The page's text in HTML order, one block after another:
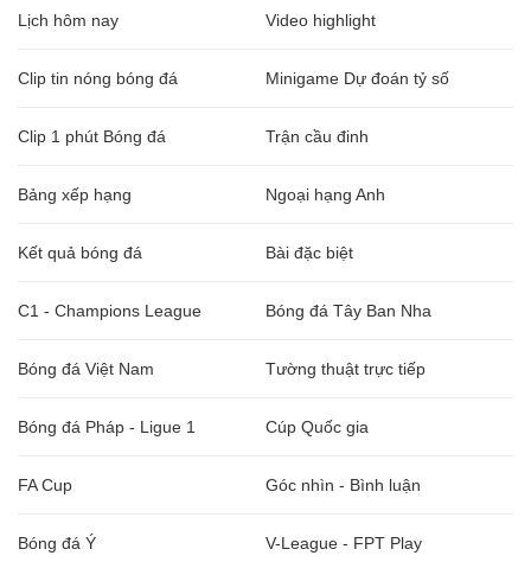
Lịch hôm nay Video highlight
Clip tin nóng bóng đá Minigame Dự đoán tỷ số
Clip 1 phút Bóng đá Trận cầu đinh
Bảng xếp hạng Ngoại hạng Anh
Kết quả bóng đá Bài đặc biệt
C1 - Champions League Bóng đá Tây Ban Nha
Bóng đá Việt Nam Tường thuật trực tiếp
Bóng đá Pháp - Ligue 1 Cúp Quốc gia
FA Cup Góc nhìn - Bình luận
Bóng đá Ý V-League - FPT Play